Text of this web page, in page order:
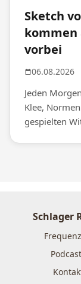
Sketch
kommen
vorbei
06.08.2026
Jeden
Klee,
gespielten
Schlager